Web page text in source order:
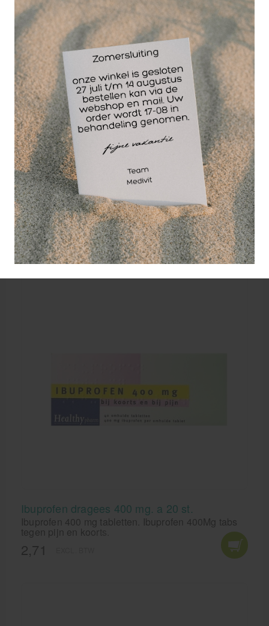
Paracetamol tabletten 500 mg | 50 tabletten
Paracetamol werkt pijnstillend en koortsverlagend.
2,71 EXCL. BTW
Ibuprofen dragees 400 mg. a 20 st.
Ibuprofen 400 mg tabletten. Ibuprofen 400Mg tabs
tegen pijn en koorts.
2,71